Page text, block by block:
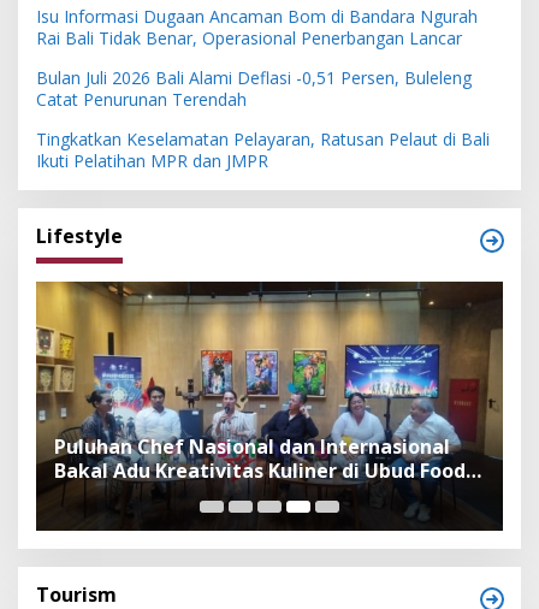
Isu Informasi Dugaan Ancaman Bom di Bandara Ngurah
Rai Bali Tidak Benar, Operasional Penerbangan Lancar
Bulan Juli 2026 Bali Alami Deflasi -0,51 Persen, Buleleng
Catat Penurunan Terendah
Tingkatkan Keselamatan Pelayaran, Ratusan Pelaut di Bali
Ikuti Pelatihan MPR dan JMPR
Lifestyle
Puluhan Chef Nasional dan Internasional
Bakal Adu Kreativitas Kuliner di Ubud Food
Festival 2026
Tourism